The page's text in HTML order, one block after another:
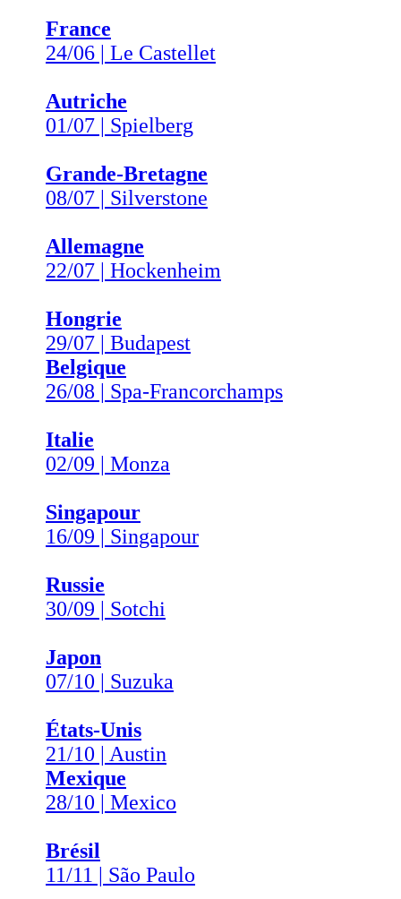
France
24/06 | Le Castellet
Autriche
01/07 | Spielberg
Grande-Bretagne
08/07 | Silverstone
Allemagne
22/07 | Hockenheim
Hongrie
29/07 | Budapest
Belgique
26/08 | Spa-Francorchamps
Italie
02/09 | Monza
Singapour
16/09 | Singapour
Russie
30/09 | Sotchi
Japon
07/10 | Suzuka
États-Unis
21/10 | Austin
Mexique
28/10 | Mexico
Brésil
11/11 | São Paulo